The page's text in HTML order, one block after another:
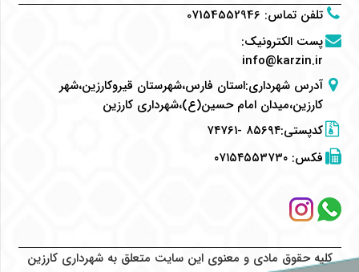
تلفن تماس:
07154552946
پست الکترونیک:
info@karzin.ir
آدرس شهرداری:استان فارس،شهرستان قیروکارزین،شهر
کارزین،میدان امام حسین(ع)،شهرداری کارزین
کدپستی:۸۵۶۹۴ -۷۴۷۶۱
فکس:۰۷۱۵۴۵۵۳۷۳۰
کلیه حقوق مادی و معنوی این سایت متعلق به شهرداری کارزین